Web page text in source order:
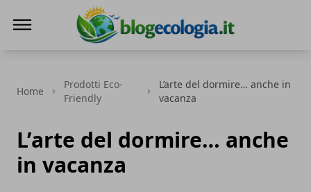
Home
Prodotti Eco-
Friendly
L’arte del dormire… anche in
vacanza
L’arte del dormire… anche
in vacanza